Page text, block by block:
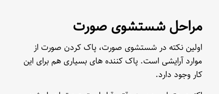
مراحل شستشوی صورت
اولین نکته در شستشوی صورت، پاک کردن صورت از
موارد آرایشی است. پاک کننده های بسیاری هم برای این
کار وجود دارد.